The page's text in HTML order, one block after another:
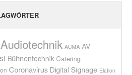
Audiotechnik AUMA AV
Bühnentechnik Catering
Coronavirus Digital Signage Elation